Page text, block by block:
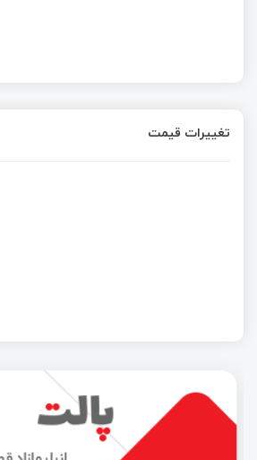
تغییرات قیمت